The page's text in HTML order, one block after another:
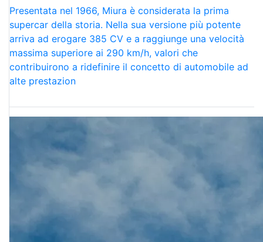
Presentata nel 1966, Miura è considerata la prima
supercar della storia. Nella sua versione più potente
arriva ad erogare 385 CV e a raggiunge una velocità
massima superiore ai 290 km/h, valori che
contribuirono a ridefinire il concetto di automobile ad
alte prestazion